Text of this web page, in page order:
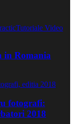
Tutoriale Video
in Romania
fotografi:
2018